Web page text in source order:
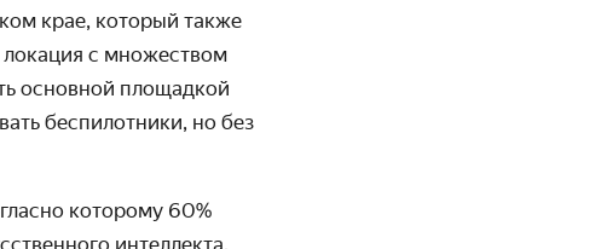
крае, который также
локация с множеством
основной площадкой
беспилотники, но без
которому 60%
интеллекта.